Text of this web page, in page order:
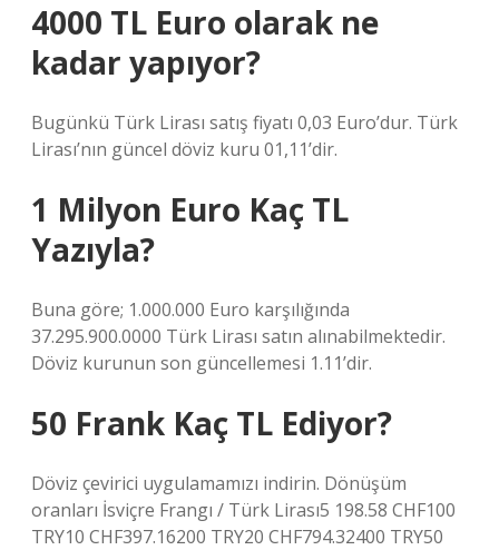
4000 TL Euro olarak ne
kadar yapıyor?
Bugünkü Türk Lirası satış fiyatı 0,03 Euro’dur. Türk
Lirası’nın güncel döviz kuru 01,11’dir.
1 Milyon Euro Kaç TL
Yazıyla?
Buna göre; 1.000.000 Euro karşılığında
37.295.900.0000 Türk Lirası satın alınabilmektedir.
Döviz kurunun son güncellemesi 1.11’dir.
50 Frank Kaç TL Ediyor?
Döviz çevirici uygulamamızı indirin. Dönüşüm
oranları İsviçre Frangı / Türk Lirası5 198.58 CHF100
TRY10 CHF397.16200 TRY20 CHF794.32400 TRY50